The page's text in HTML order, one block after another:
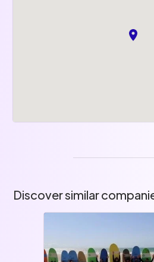
Discover similar